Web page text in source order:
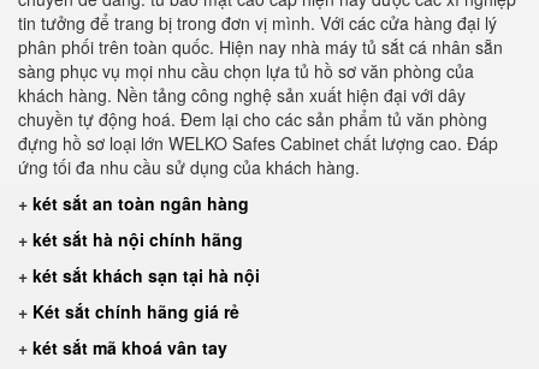
tin tưởng để trang bị trong đơn vị mình. Với các cửa hàng đại lý
phân phối trên toàn quốc. Hiện nay nhà máy tủ sắt cá nhân sẵn
sàng phục vụ mọi nhu cầu chọn lựa tủ hồ sơ văn phòng của
khách hàng. Nền tảng công nghệ sản xuất hiện đại với dây
chuyền tự động hoá. Đem lại cho các sản phẩm tủ văn phòng
đựng hồ sơ loại lớn WELKO Safes Cabinet chất lượng cao. Đáp
ứng tối đa nhu cầu sử dụng của khách hàng.
+ két sắt an toàn ngân hàng
+ két sắt hà nội chính hãng
+ két sắt khách sạn tại hà nội
+ Két sắt chính hãng giá rẻ
+ két sắt mã khoá vân tay